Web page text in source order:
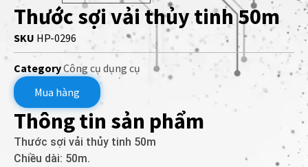
Thước sợi vải thủy tinh 50m
SKU HP-0296
CategoryCông cụ dụng cụ
Mua hàng
Thông tin sản phẩm
Thước sợi vải thủy tinh 50m
Chiều dài: 50m.